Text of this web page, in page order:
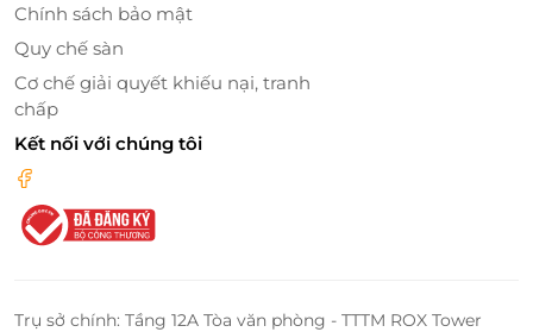
Chính sách bảo mật
Quy chế sàn
Cơ chế giải quyết khiếu nại, tranh
chấp
Kết nối với chúng tôi
Trụ sở chính: Tầng 12A Tòa văn phòng - TTTM ROX Tower